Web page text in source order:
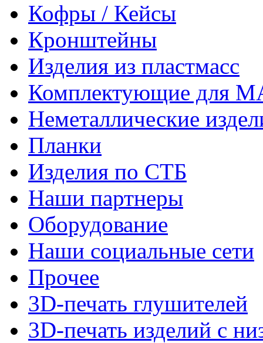
Кофры / Кейсы
Кронштейны
Изделия из пластмасс
Комплектующие для
Неметаллические
Планки
Изделия по СТБ
Наши партнеры
Оборудование
Наши социальные сети
Прочее
3D-печать глушителей
3D-печать изделий с